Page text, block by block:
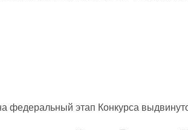
федеральный этап Конкурса